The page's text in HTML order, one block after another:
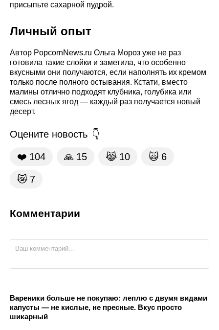
присыпьте сахарной пудрой.
Личный опыт
Автор PopcornNews.ru Ольга Мороз уже не раз
готовила такие слойки и заметила, что особенно
вкусными они получаются, если наполнять их кремом
только после полного остывания. Кстати, вместо
малины отлично подходят клубника, голубика или
смесь лесных ягод — каждый раз получается новый
десерт.
Оцените новость
❤️ 104 🙏 15 😹 10 🙀 6
😿 7
Комментарии
Вареники больше не покупаю: леплю с двумя видами
капусты — не кислые, не пресные. Вкус просто
шикарный